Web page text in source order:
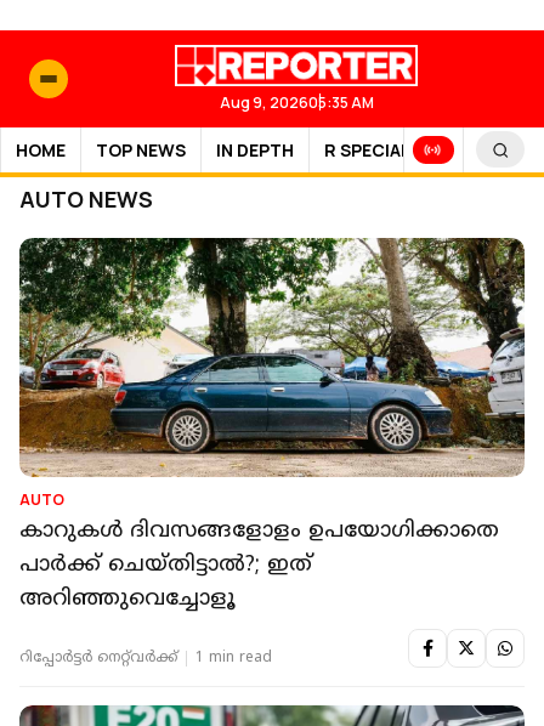
Aug 9, 202605:35 AM
HOME TOP NEWS IN DEPTH R SPECIAL SPORTS
AUTO NEWS
AUTO
കാറുകള്‍ ദിവസങ്ങളോളം ഉപയോഗിക്കാതെ
പാര്‍ക്ക് ചെയ്തിട്ടാല്‍?; ഇത്
അറിഞ്ഞുവെച്ചോളൂ
റിപ്പോർട്ടർ നെറ്റ്‌വര്‍ക്ക്‌ 1 min read